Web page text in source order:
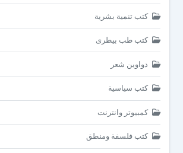
كتب تنمية بشرية
كتب طب بيطرى
دواوين شعر
كتب سياسية
كمبيوتر وانترنت
كتب فلسفة ومنطق